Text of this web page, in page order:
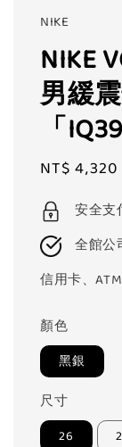
NIKE
NIKE
男緩
「
Sale
NT$ 4,320
安全支
全館公
信用卡、
顏色
黑銀
尺寸
26